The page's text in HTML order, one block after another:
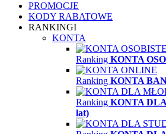
PROMOCJE
KODY RABATOWE
RANKINGI
KONTA
Ranking KONTA
Ranking KONTA
Ranking KONTA
lat)